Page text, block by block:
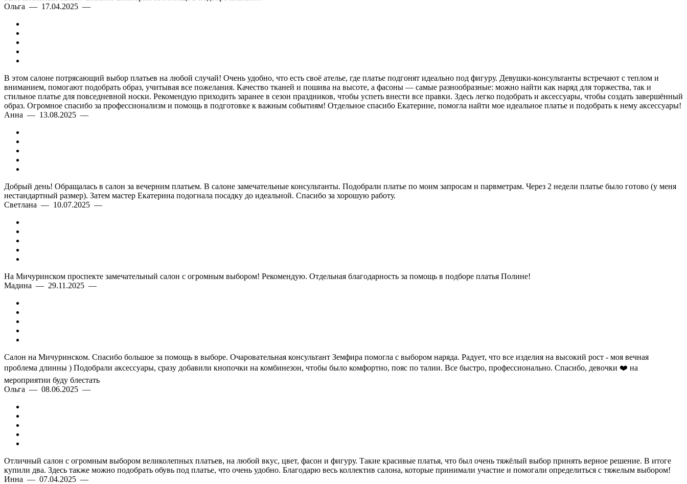
Ольга — 17.04.2025 —
В этом салоне потрясающий выбор платьев на любой случай! Очень удобно, что есть своё ателье, где платье подгонят идеально под фигуру. Девушки-консультанты встречают с теплом и
вниманием, помогают подобрать образ, учитывая все пожелания. Качество тканей и пошива на высоте, а фасоны — самые разнообразные: можно найти как наряд для торжества, так и
стильное платье для повседневной носки. Рекомендую приходить заранее в сезон праздников, чтобы успеть внести все правки. Здесь легко подобрать и аксессуары, чтобы создать завершённый
образ. Огромное спасибо за профессионализм и помощь в подготовке к важным событиям! Отдельное спасибо Екатерине, помогла найти мое идеальное платье и подобрать к нему аксессуары!
Анна — 13.08.2025 —
Добрый день! Обращалась в салон за вечерним платьем. В салоне замечательные консультанты. Подобрали платье по моим запросам и парвметрам. Через 2 недели платье было готово (у меня
нестандартный размер). Затем мастер Екатерина подогнала посадку до идеальной. Спасибо за хорошую работу.
Светлана — 10.07.2025 —
На Мичуринском проспекте замечательный салон с огромным выбором! Рекомендую. Отдельная благодарность за помощь в подборе платья Полине!
Мадина — 29.11.2025 —
Салон на Мичуринском. Спасибо большое за помощь в выборе. Очаровательная консультант Земфира помогла с выбором наряда. Радует, что все изделия на высокий рост - моя вечная
проблема длинны ) Подобрали аксессуары, сразу добавили кнопочки на комбинезон, чтобы было комфортно, пояс по талии. Все быстро, профессионально. Спасибо, девочки ❤️ на
мероприятии буду блестать
Ольга — 08.06.2025 —
Отличный салон с огромным выбором великолепных платьев, на любой вкус, цвет, фасон и фигуру. Такие красивые платья, что был очень тяжёлый выбор принять верное решение. В итоге
купили два. Здесь также можно подобрать обувь под платье, что очень удобно. Благодарю весь коллектив салона, которые принимали участие и помогали определиться с тяжелым выбором!
Инна — 07.04.2025 —